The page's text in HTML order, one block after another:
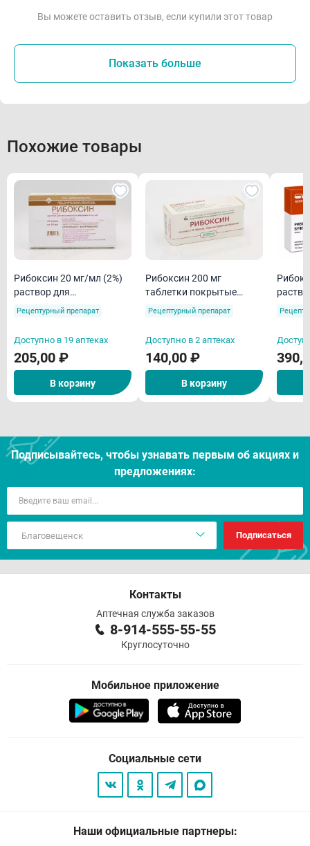
Вы можете оставить отзыв, если купили этот товар
Показать больше
Похожие товары
Рибоксин 20 мг/мл (2%)
раствор для
внутривенного введения
Рецептурный препарат
Доступно в 19 аптеках
205,00 ₽
В корзину
Рибоксин 200 мг
таблетки покрытые
пленочной оболочкой
Рецептурный препарат
Доступно в 2 аптеках
140,00 ₽
В корзину
Подписывайтесь, чтобы узнавать первым об акцияx и
предложениях:
Подписаться
Контакты
Аптечная служба заказов
8-914-555-55-55
Круглосуточно
Мобильное приложение
Социальные сети
Наши официальные партнеры: